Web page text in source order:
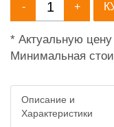
- +
* Актуальную
Минимальная
Описание и
Характеристики